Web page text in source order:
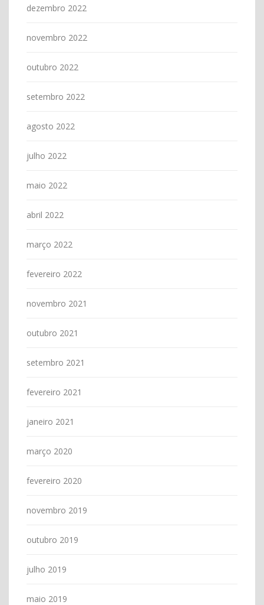
dezembro 2022
novembro 2022
outubro 2022
setembro 2022
agosto 2022
julho 2022
maio 2022
abril 2022
março 2022
fevereiro 2022
novembro 2021
outubro 2021
setembro 2021
fevereiro 2021
janeiro 2021
março 2020
fevereiro 2020
novembro 2019
outubro 2019
julho 2019
maio 2019